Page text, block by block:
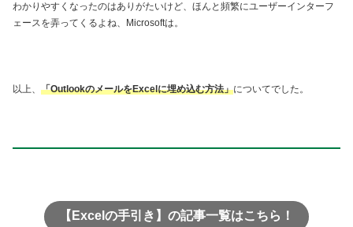
わかりやすくなったのはありがたいけど、ほんと頻繁にユーザーインターフ
ェースを弄ってくるよね、Microsoftは。
以上、 「OutlookのメールをExcelに埋め込む方法」についてでした。
【Excelの手引き】の記事一覧はこちら！